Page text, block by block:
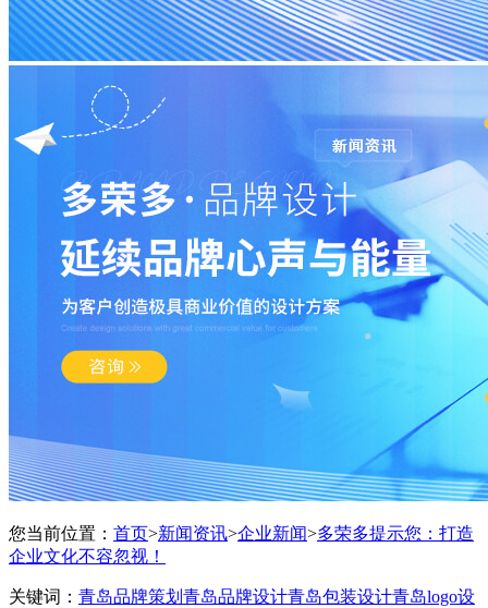
您当前位置： 首页>新闻资讯>企业新闻>多荣多提示您：打造
企业文化不容忽视！
关键词： 青岛品牌策划 青岛品牌设计青岛包装设计青岛logo设